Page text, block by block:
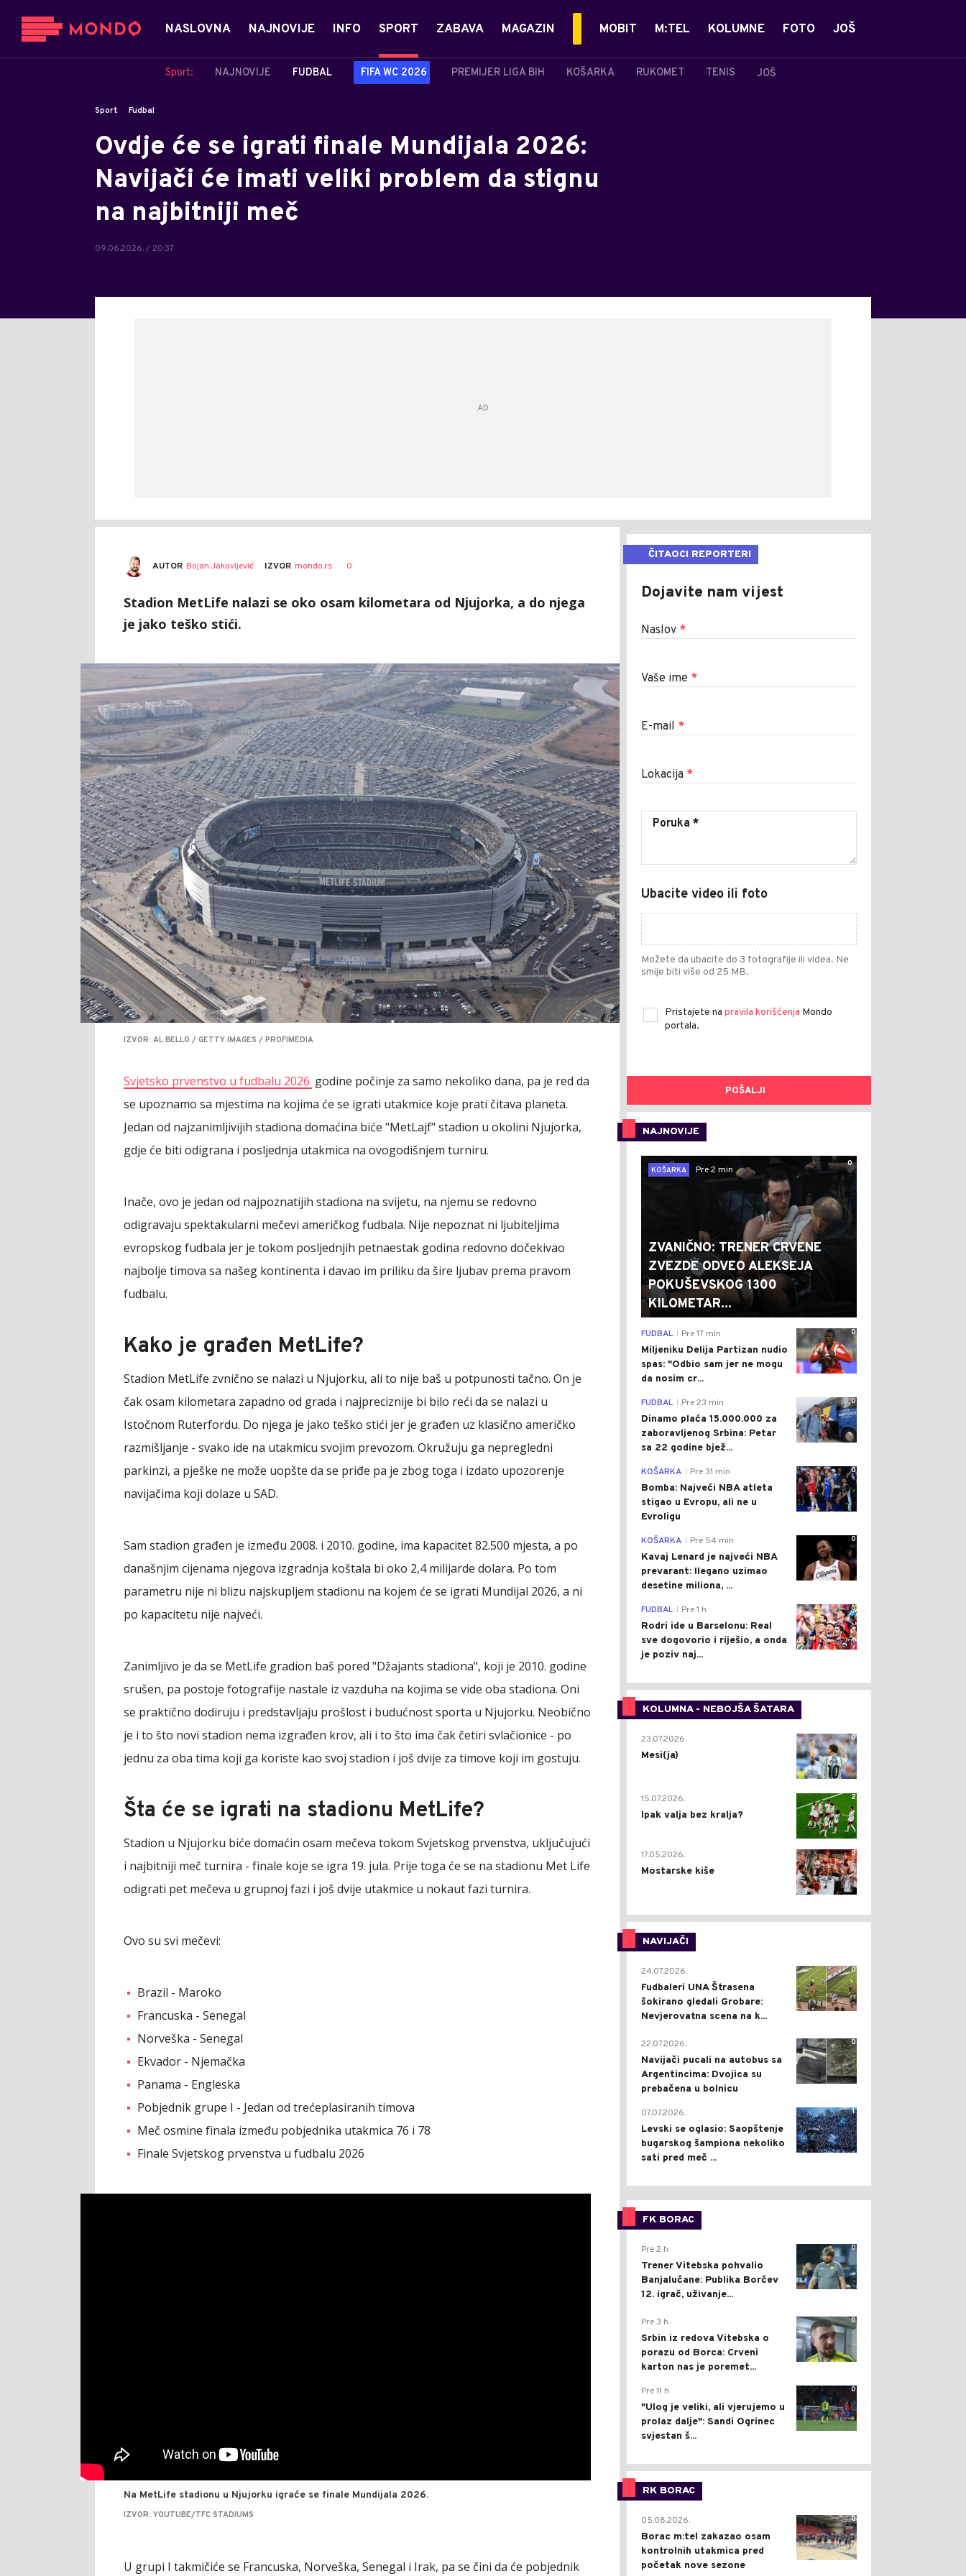
NASLOVNA NAJNOVIJE INFO SPORT
Sport: NAJNOVIJE FUDBAL FIFA WC 2026 PREMIJER LIGA BIH KOŠARKA RUKOMET TENIS JOŠ
ZABAVA MAGAZIN MOBIT M:TEL KOLUMNE FOTO JOŠ
Sport Fudbal
Ovdje će se igrati finale Mundijala 2026:
Navijači će imati veliki problem da stignu
na najbitniji meč
09.06.2026. / 20:37
AUTOR Bojan Jakovljević IZVOR mondo.rs 0
Stadion MetLife nalazi se oko osam kilometara od Njujorka, a do njega
je jako teško stići.
IZVOR: AL BELLO / GETTY IMAGES / PROFIMEDIA
Svjetsko prvenstvo u fudbalu 2026. godine počinje za samo nekoliko dana, pa je red da
se upoznamo sa mjestima na kojima će se igrati utakmice koje prati čitava planeta.
Jedan od najzanimljivijih stadiona domaćina biće "MetLajf" stadion u okolini Njujorka,
gdje će biti odigrana i posljednja utakmica na ovogodišnjem turniru.
Inače, ovo je jedan od najpoznatijih stadiona na svijetu, na njemu se redovno
odigravaju spektakularni mečevi američkog fudbala. Nije nepoznat ni ljubiteljima
evropskog fudbala jer je tokom posljednjih petnaestak godina redovno dočekivao
najbolje timova sa našeg kontinenta i davao im priliku da šire ljubav prema pravom
fudbalu.
Kako je građen MetLife?
Stadion MetLife zvnično se nalazi u Njujorku, ali to nije baš u potpunosti tačno. On je
čak osam kilometara zapadno od grada i najpreciznije bi bilo reći da se nalazi u
Istočnom Ruterfordu. Do njega je jako teško stići jer je građen uz klasično američko
razmišljanje - svako ide na utakmicu svojim prevozom. Okružuju ga nepregledni
parkinzi, a pješke ne može uopšte da se priđe pa je zbog toga i izdato upozorenje
navijačima koji dolaze u SAD.
Sam stadion građen je između 2008. i 2010. godine, ima kapacitet 82.500 mjesta, a po
današnjim cijenama njegova izgradnja koštala bi oko 2,4 milijarde dolara. Po tom
parametru nije ni blizu najskupljem stadionu na kojem će se igrati Mundijal 2026, a ni
po kapacitetu nije najveći.
Zanimljivo je da se MetLife gradion baš pored "Džajants stadiona", koji je 2010. godine
srušen, pa postoje fotografije nastale iz vazduha na kojima se vide oba stadiona. Oni
se praktično dodiruju i predstavljaju prošlost i budućnost sporta u Njujorku. Neobično
je i to što novi stadion nema izgrađen krov, ali i to što ima čak četiri svlačionice - po
jednu za oba tima koji ga koriste kao svoj stadion i još dvije za timove koji im gostuju.
Šta će se igrati na stadionu MetLife?
Stadion u Njujorku biće domaćin osam mečeva tokom Svjetskog prvenstva, uključujući
i najbitniji meč turnira - finale koje se igra 19. jula. Prije toga će se na stadionu Met Life
odigrati pet mečeva u grupnoj fazi i još dvije utakmice u nokaut fazi turnira.
Ovo su svi mečevi:
Brazil - Maroko
Francuska - Senegal
Norveška - Senegal
Ekvador - Njemačka
Panama - Engleska
Pobjednik grupe I - Jedan od trećeplasiranih timova
Meč osmine finala između pobjednika utakmica 76 i 78
Finale Svjetskog prvenstva u fudbalu 2026
Na MetLife stadionu u Njujorku igraće se finale Mundijala 2026.
IZVOR: YOUTUBE/TFC STADIUMS
U grupi I takmičiće se Francuska, Norveška, Senegal i Irak, pa se čini da će pobjednik
ČITAOCI REPORTERI
Dojavite nam vijest
Naslov *
Vaše ime *
E-mail *
Lokacija *
Ubacite video ili foto
Možete da ubacite do 3 fotografije ili videa. Ne
smije biti više od 25 MB.
Pristajete na pravila korišćenja Mondo
portala.
POŠALJI
NAJNOVIJE
0
KOŠARKA
Pre 2 min
ZVANIČNO: TRENER CRVENE
ZVEZDE ODVEO ALEKSEJA
POKUŠEVSKOG 1300
KILOMETAR...
0
FUDBAL Pre 17 min
Miljeniku Delija Partizan nudio
spas: "Odbio sam jer ne mogu
da nosim cr...
0
FUDBAL Pre 23 min
Dinamo plaća 15.000.000 za
zaboravljenog Srbina: Petar
sa 22 godine bjež...
0
KOŠARKA Pre 31 min
Bomba: Najveći NBA atleta
stigao u Evropu, ali ne u
Evroligu
0
KOŠARKA Pre 54 min
Kavaj Lenard je najveći NBA
prevarant: Ilegano uzimao
desetine miliona, ...
0
FUDBAL Pre 1 h
Rodri ide u Barselonu: Real
sve dogovorio i riješio, a onda
je poziv naj...
KOLUMNA - NEBOJŠA ŠATARA
0
23.07.2026.
Mesi(ja)
2
15.07.2026.
Ipak valja bez kralja?
0
17.05.2026.
Mostarske kiše
NAVIJAČI
0
24.07.2026.
Fudbaleri UNA Štrasena
šokirano gledali Grobare:
Nevjerovatna scena na k...
0
22.07.2026.
Navijači pucali na autobus sa
Argentincima: Dvojica su
prebačena u bolnicu
1
07.07.2026.
Levski se oglasio: Saopštenje
bugarskog šampiona nekoliko
sati pred meč ...
FK BORAC
0
Pre 2 h
Trener Vitebska pohvalio
Banjalučane: Publika Borčev
12. igrač, uživanje...
0
Pre 3 h
Srbin iz redova Vitebska o
porazu od Borca: Crveni
karton nas je poremet...
0
Pre 11 h
"Ulog je veliki, ali vjerujemo u
prolaz dalje": Sandi Ogrinec
svjestan š...
RK BORAC
0
05.08.2026.
Borac m:tel zakazao osam
kontrolnih utakmica pred
početak nove sezone